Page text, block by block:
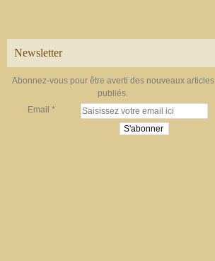
Newsletter
Abonnez-vous pour être averti des nouveaux articles
publiés.
Email